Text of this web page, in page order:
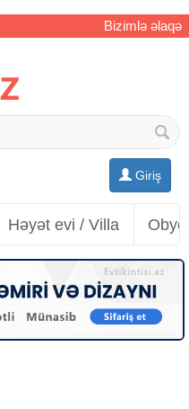
Bizimlə əlaqə
Giriş
Həyət evi / Villa